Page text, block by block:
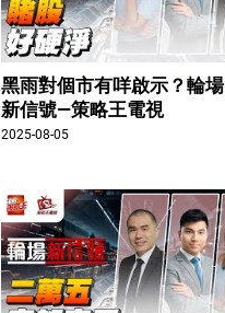
黑雨對個市有咩啟示？輪場
新信號—策略王電視
2025-08-05